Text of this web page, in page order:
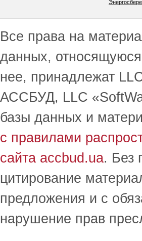
Все права на
данных,
нее, принадлежат
АССБУД, LLC
базы данных и
с правилами
сайта accbud.ua. Без
цитирование
предложения и с
нарушение прав